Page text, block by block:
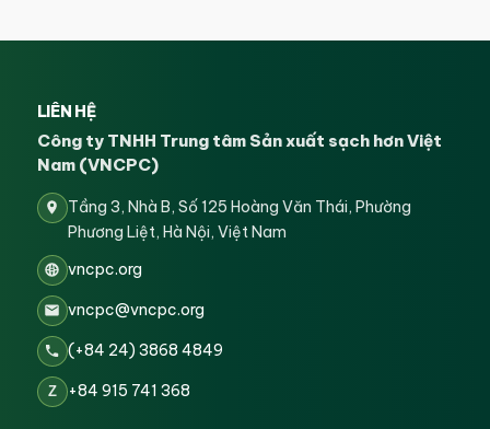
LIÊN HỆ
Công ty TNHH Trung tâm Sản xuất sạch hơn Việt
Nam (VNCPC)
Tầng 3, Nhà B, Số 125 Hoàng Văn Thái, Phường
Phương Liệt, Hà Nội, Việt Nam
vncpc.org
vncpc@vncpc.org
(+84 24) 3868 4849
Z +84 915 741 368